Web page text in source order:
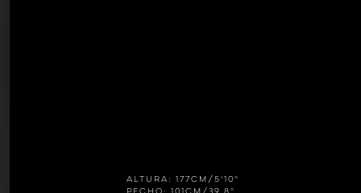
Altura: 177cm/5'10"